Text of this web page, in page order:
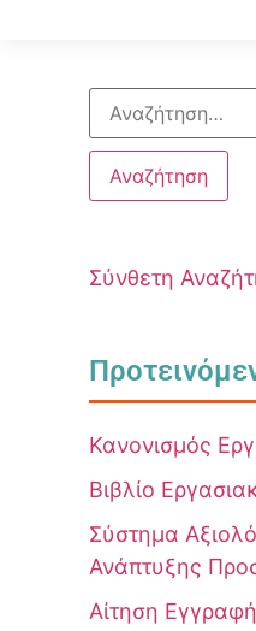
Σύνθετη
Κανονισμός
Βιβλίο
Σύστημα
Ανάπτυξης
Αίτηση